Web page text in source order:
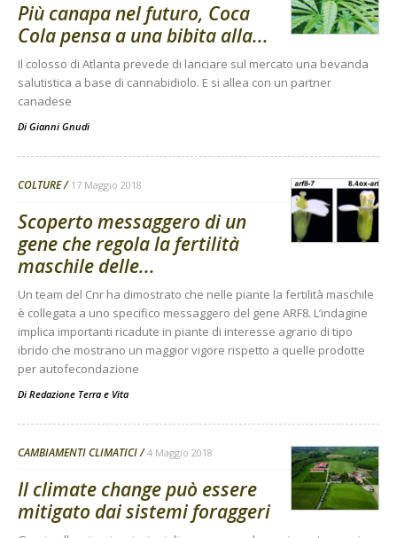
Più canapa nel futuro, Coca
Cola pensa a una bibita alla...
Il colosso di Atlanta prevede di lanciare sul mercato una bevanda
salutistica a base di cannabidiolo. E si allea con un partner
canadese
Di Gianni Gnudi
COLTURE 17 Maggio 2018
Scoperto messaggero di un
gene che regola la fertilità
maschile delle...
Un team del Cnr ha dimostrato che nelle piante la fertilità maschile
è collegata a uno specifico messaggero del gene ARF8. L’indagine
implica importanti ricadute in piante di interesse agrario di tipo
ibrido che mostrano un maggior vigore rispetto a quelle prodotte
per autofecondazione
Di Redazione Terra e Vita
CAMBIAMENTI CLIMATICI 4 Maggio 2018
Il climate change può essere
mitigato dai sistemi foraggeri